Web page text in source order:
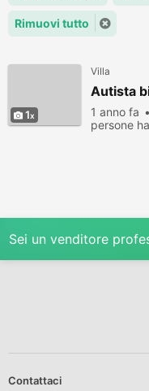
Rimuovi tutto
1
Villa
Autista
1 anno fa
persone
Sei un venditore
Contattaci